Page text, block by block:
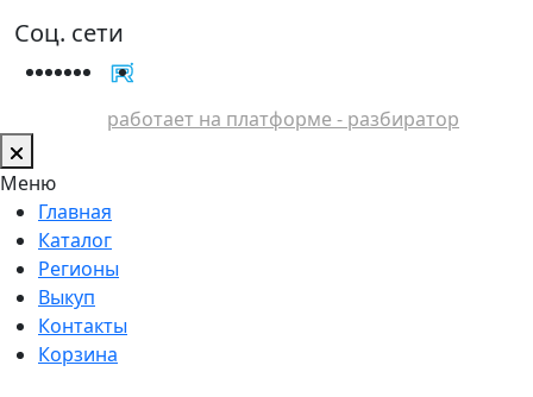
Соц. сети
работает на платформе - разбиратор
Меню
Главная
Каталог
Регионы
Выкуп
Контакты
Корзина